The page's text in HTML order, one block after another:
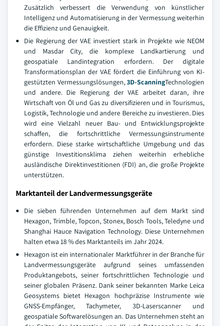
Zusätzlich verbessert die Verwendung von künstlicher
Intelligenz und Automatisierung in der Vermessung weiterhin
die Effizienz und Genauigkeit.
Die Regierung der VAE investiert stark in Projekte wie NEOM
und Masdar City, die komplexe Landkartierung und
geospatiale Landintegration erfordern. Der digitale
Transformationsplan der VAE fördert die Einführung von KI-
gestützten Vermessungslösungen,3D-ScanningTechnologien
und andere. Die Regierung der VAE arbeitet daran, ihre
Wirtschaft von Öl und Gas zu diversifizieren und in Tourismus,
Logistik, Technologie und andere Bereiche zu investieren. Dies
wird eine Vielzahl neuer Bau- und Entwicklungsprojekte
schaffen, die fortschrittliche Vermessungsinstrumente
erfordern. Diese starke wirtschaftliche Umgebung und das
günstige Investitionsklima ziehen weiterhin erhebliche
ausländische Direktinvestitionen (FDI) an, die große Projekte
unterstützen.
Marktanteil der Landvermessungsgeräte
Die sieben führenden Unternehmen auf dem Markt sind
Hexagon, Trimble, Topcon, Stonex, Bosch Tools, Teledyne und
Shanghai Hauce Navigation Technology. Diese Unternehmen
halten etwa 18 % des Marktanteils im Jahr 2024.
Hexagon ist ein internationaler Marktführer in der Branche für
Landvermessungsgeräte aufgrund seines umfassenden
Produktangebots, seiner fortschrittlichen Technologie und
seiner globalen Präsenz. Dank seiner bekannten Marke Leica
Geosystems bietet Hexagon hochpräzise Instrumente wie
GNSS-Empfänger, Tachymeter, 3D-Laserscanner und
geospatiale Softwarelösungen an. Das Unternehmen steht an